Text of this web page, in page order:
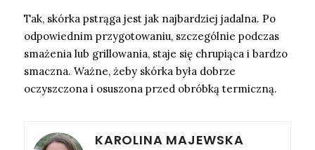
Tak, skórka pstrąga jest jak najbardziej jadalna. Po
odpowiednim przygotowaniu, szczególnie podczas
smażenia lub grillowania, staje się chrupiąca i bardzo
smaczna. Ważne, żeby skórka była dobrze
oczyszczona i osuszona przed obróbką termiczną.
KAROLINA MAJEWSKA